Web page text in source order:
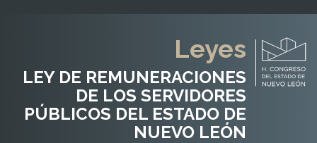
Leyes
LEY DE REMUNERACIONES
DE LOS SERVIDORES
PÚBLICOS DEL ESTADO DE
NUEVO LEÓN